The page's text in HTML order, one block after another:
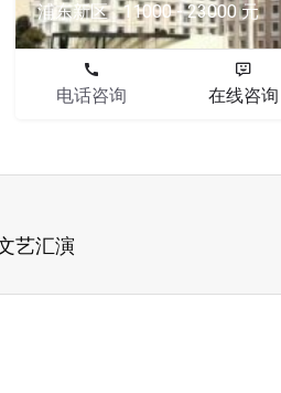
浦东新区 11000 - 23000 元
电话咨询 在线咨询
艺汇演